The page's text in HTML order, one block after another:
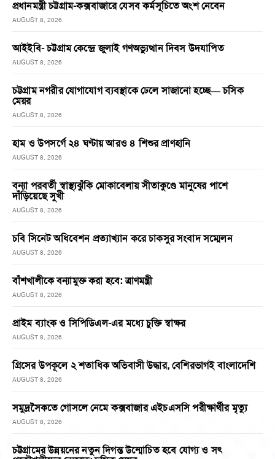
প্রধানমন্ত্রী চট্টগ্রাম-কক্সবাজারে যেসব কর্মসূচিতে অংশ নেবেন
AUGUST 8, 2026
আইইবি- চট্টগ্রাম কেন্দ্রে জুলাই গণঅভ্যুত্থান দিবস উদযাপিত
AUGUST 8, 2026
চট্টগ্রাম নগরীর যোগাযোগ ব্যবস্থাকে ঢেলে সাজানো হচ্ছে— চসিক
মেয়র
AUGUST 8, 2026
হাম ও উপসর্গে ২৪ ঘণ্টায় আরও ৪ শিশুর প্রাণহানি
AUGUST 8, 2026
বন্যা পরবর্তী স্বাস্থ্যঝুঁকি মোকাবেলায় সীতাকুণ্ডে মানুষের পাশে
দাঁড়িয়েছে সুখী
AUGUST 8, 2026
চবি সিনেট অধিবেশন প্রত্যাখ্যান করে চাকসুর সংবাদ সম্মেলন
AUGUST 8, 2026
বাঁশখালীকে বন্যামুক্ত করা হবে: ত্রাণমন্ত্রী
AUGUST 8, 2026
প্রাইম ব্যাংক ও সিপিডিএল-এর মধ্যে চুক্তি স্বাক্ষর
AUGUST 8, 2026
গ্রিসের উপকূলে ২ শতাধিক অভিবাসী উদ্ধার, বেশিরভাগই বাংলাদেশি
AUGUST 8, 2026
সমুদ্রসৈকতে গোসলে নেমে কক্সবাজার এইচএসসি পরীক্ষার্থীর মৃত্যু
AUGUST 8, 2026
চট্টগ্রামের উন্নয়নের নতুন দিগন্ত উন্মোচিত হবে যোগ্য ও সৎ